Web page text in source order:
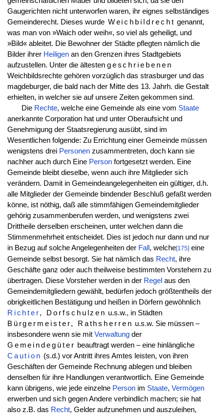
Gaugerichten nicht unterworfen waren, ihr eignes selbständiges
Gemeinderecht. Dieses wurdeWeichbildrecht genannt,
was man von »Waich oder weih«, so viel als geheiligt, und
»Bild« ableitet. Die Bewohner der Städte pflegten nämlich die
Bilder ihrer Heiligenan den Grenzen ihres Stadtgebiets
aufzustellen. Unter die ältesten geschriebenen
Weichbildsrechte gehören vorzüglich das strasburger und das
magdeburger, die bald nach der Mitte des 13. Jahrh. die Gestalt
erhielten, in welcher sie auf unsere Zeiten gekommen sind.
Die Rechte, welche eine Gemeinde als eine vom Staate
anerkannte Corporation hat und unter Oberaufsicht und
Genehmigung der Staatsregierung ausübt, sind im
Wesentlichen folgende: Zu Errichtung einer Gemeinde müssen
wenigstens drei Personenzusammentreten, doch kann sie
nachher auch durch Eine Personfortgesetzt werden. Eine
Gemeinde bleibt dieselbe, wenn auch ihre Mitglieder sich
verändern. Damit in Gemeindeangelegenheiten ein gültiger, d.h.
alle Mitglieder der Gemeinde bindender Beschluß gefaßt werden
könne, ist nöthig, daß alle stimmfähigen Gemeindemitglieder
gehörig zusammenberufen werden, und wenigstens zwei
Drittheile derselben erscheinen, unter welchen dann die
Stimmenmehrheit entscheidet. Dies ist jedoch nur dann und nur
in Bezug auf solche Angelegenheiten der Fall , welche[175]eine
Gemeinde selbst besorgt. Sie hat nämlich das Recht, ihre
Geschäfte ganz oder auch theilweise bestimmten Vorstehern zu
übertragen. Diese Vorsteher werden in der Regel aus den
Gemeindemitgliedern gewählt, bedürfen jedoch größtentheils der
obrigkeitlichen Bestätigung und heißen in Dörfern gewöhnlich
Richter, Dorfschulzen u.s.w., in Städten
Bürgermeister, Rathsherren u.s.w. Sie müssen –
insbesondere wenn sie mit Verwaltungder
Gemeindegüter beauftragt werden – eine hinlängliche
Caution (s.d.) vor Antritt ihres Amtes leisten, von ihren
Geschäften der Gemeinde Rechnung ablegen und bleiben
denselben für ihre Handlungen verantwortlich. Eine Gemeinde
kann übrigens, wie jede einzelne Personim Staate, Vermögen
erwerben und sich gegen Andere verbindlich machen; sie hat
also z.B. das Recht, Gelder aufzunehmen und auszuleihen,